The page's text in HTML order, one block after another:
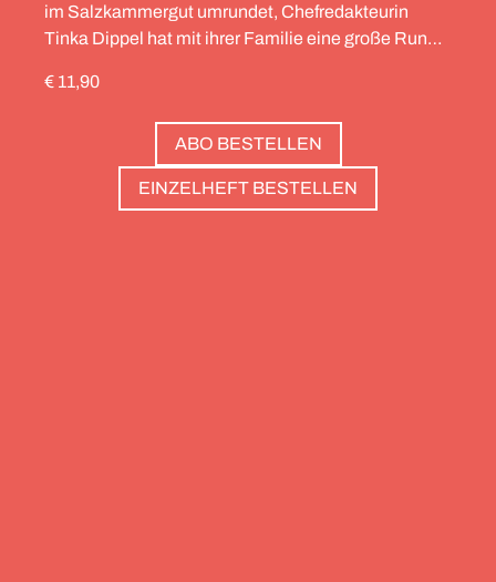
im Salzkammergut umrundet, Chefredakteurin
Tinka Dippel hat mit ihrer Familie eine große Runde
Helfrich ist über viele Gipfel gegangen – von
Salzburg bis nach Triest. Und die Redaktion hat
zwölf Hotels gesammelt, die zweierlei gemeinsam
haben: Sie sind die perfekte Basis, um Gipfel zu
stürmen. Und sie haben wunderschöne Pools, um
€ 11,90
ABO BESTELLEN
EINZELHEFT BESTELLEN